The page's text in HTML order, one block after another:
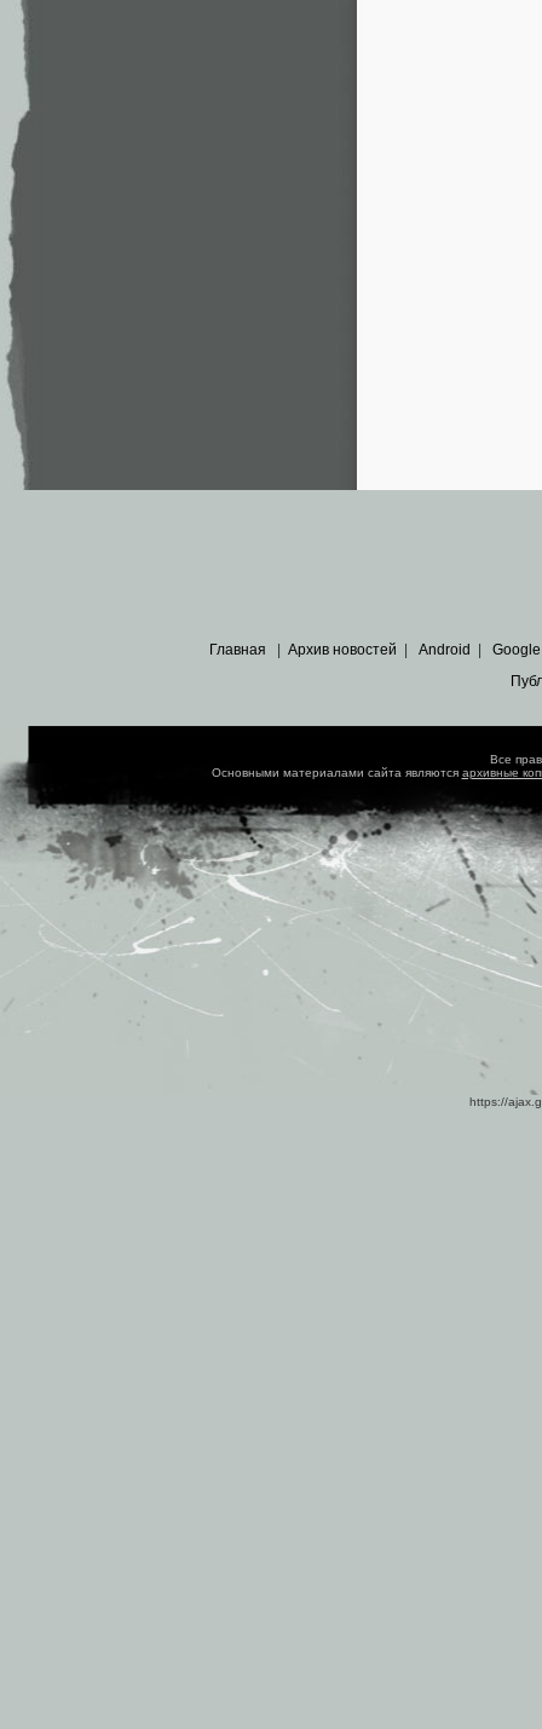
Главная Архив новостей Android Google
Все
Основными материалами сайта являются архивные
https://